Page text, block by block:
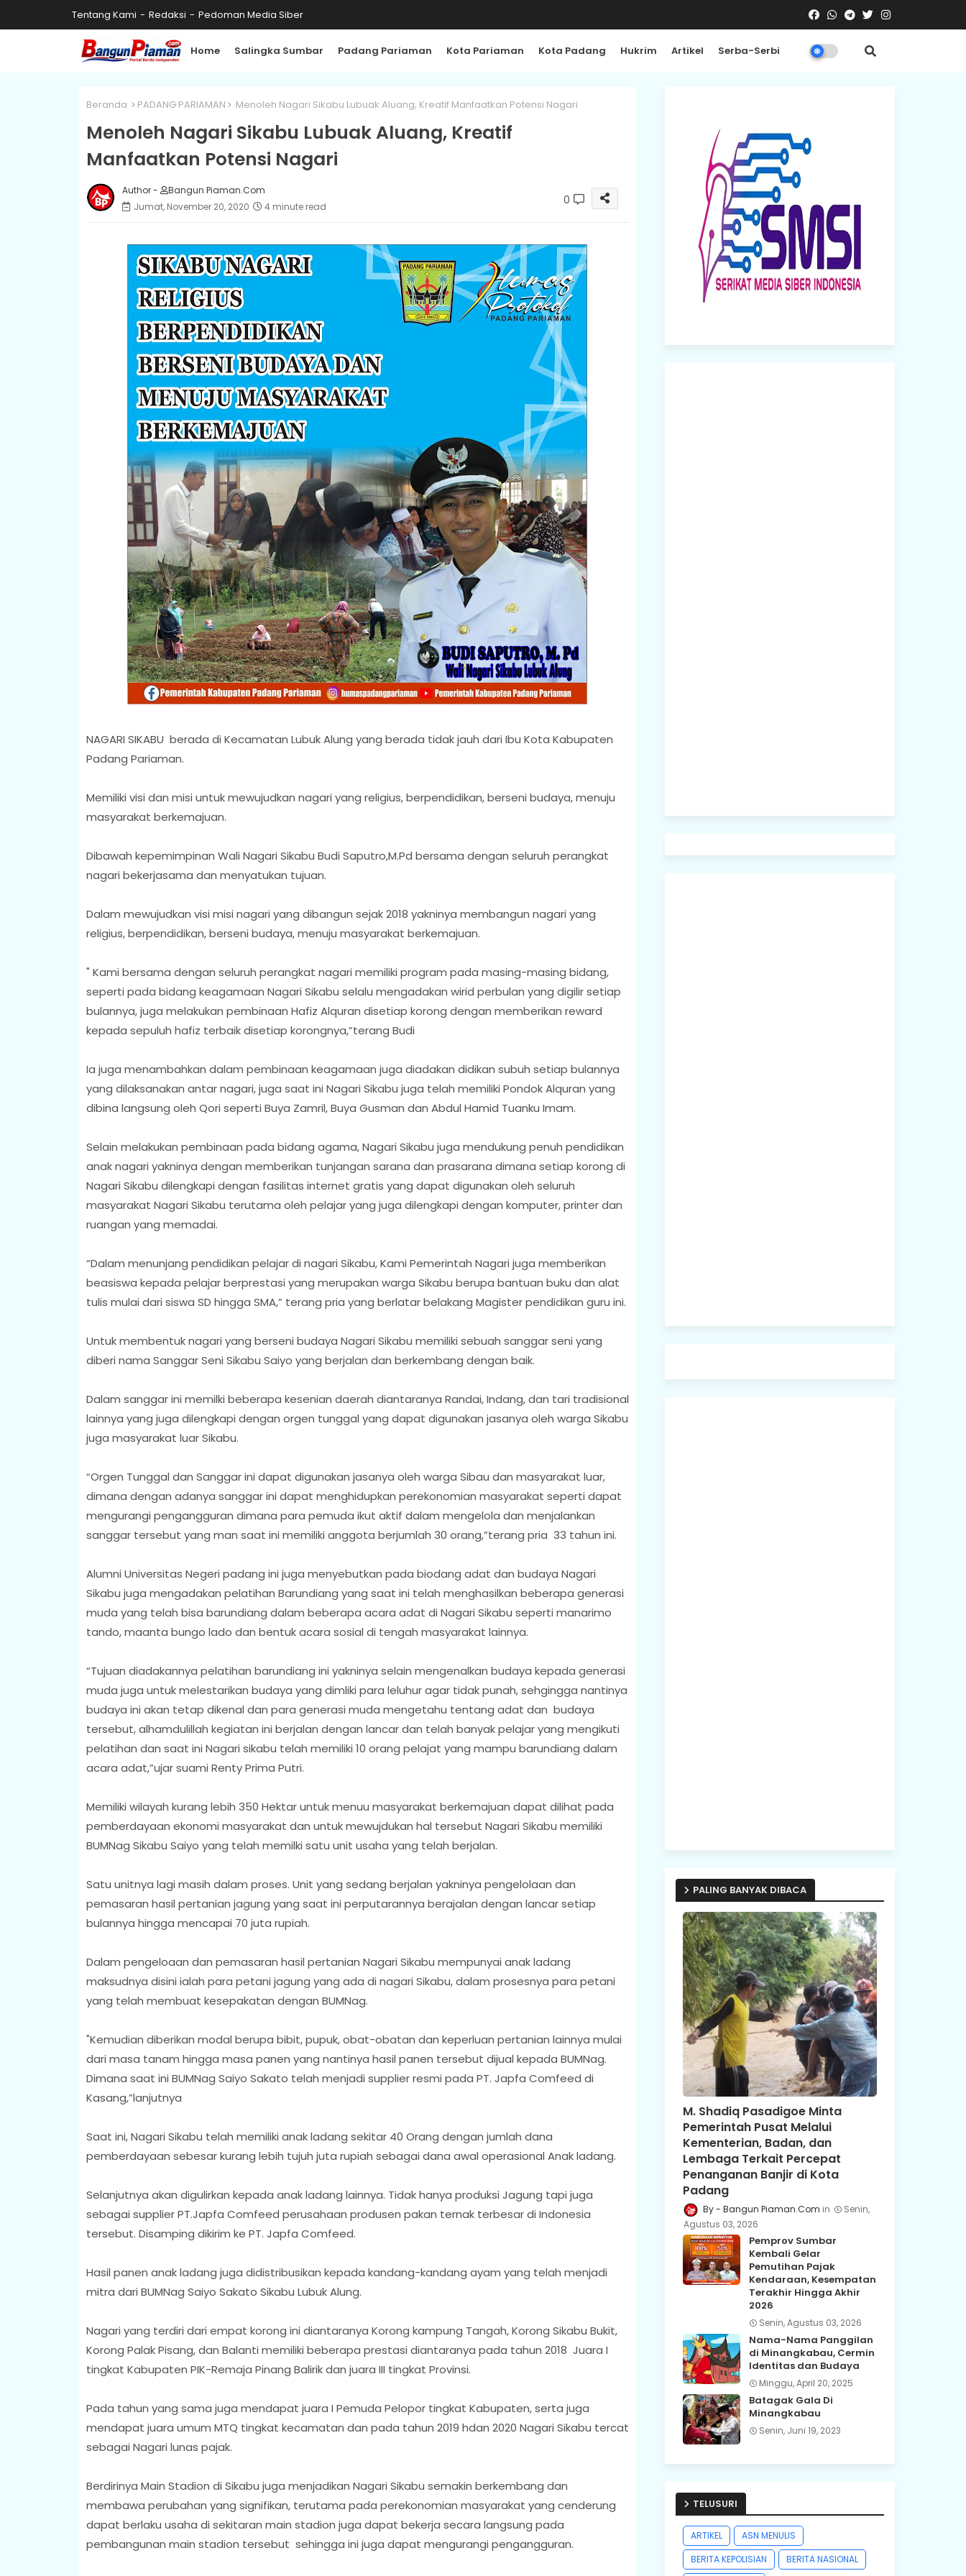
Tentang Kami Redaksi Pedoman Media Siber
Home Salingka Sumbar Padang Pariaman Kota Pariaman Kota Padang Hukrim Artikel Serba-Serbi
Beranda PADANG PARIAMAN Menoleh Nagari Sikabu Lubuak Aluang, Kreatif Manfaatkan Potensi Nagari
Menoleh Nagari Sikabu Lubuak Aluang, Kreatif
Manfaatkan Potensi Nagari
Author -
Bangun Piaman.Com
Jumat, November 20, 2020
4 minute read 0
NAGARI SIKABU berada di Kecamatan Lubuk Alung yang berada tidak jauh dari Ibu Kota Kabupaten
Padang Pariaman.
Memiliki visi dan misi untuk mewujudkan nagari yang religius, berpendidikan, berseni budaya, menuju
masyarakat berkemajuan.
Dibawah kepemimpinan Wali Nagari Sikabu Budi Saputro,M.Pd bersama dengan seluruh perangkat
nagari bekerjasama dan menyatukan tujuan.
Dalam mewujudkan visi misi nagari yang dibangun sejak 2018 yakninya membangun nagari yang
religius, berpendidikan, berseni budaya, menuju masyarakat berkemajuan.
" Kami bersama dengan seluruh perangkat nagari memiliki program pada masing-masing bidang,
seperti pada bidang keagamaan Nagari Sikabu selalu mengadakan wirid perbulan yang digilir setiap
bulannya, juga melakukan pembinaan Hafiz Alquran disetiap korong dengan memberikan reward
kepada sepuluh hafiz terbaik disetiap korongnya,”terang Budi
Ia juga menambahkan dalam pembinaan keagamaan juga diadakan didikan subuh setiap bulannya
yang dilaksanakan antar nagari, juga saat ini Nagari Sikabu juga telah memiliki Pondok Alquran yang
dibina langsung oleh Qori seperti Buya Zamril, Buya Gusman dan Abdul Hamid Tuanku Imam.
Selain melakukan pembinaan pada bidang agama, Nagari Sikabu juga mendukung penuh pendidikan
anak nagari yakninya dengan memberikan tunjangan sarana dan prasarana dimana setiap korong di
Nagari Sikabu dilengkapi dengan fasilitas internet gratis yang dapat digunakan oleh seluruh
masyarakat Nagari Sikabu terutama oleh pelajar yang juga dilengkapi dengan komputer, printer dan
ruangan yang memadai.
“Dalam menunjang pendidikan pelajar di nagari Sikabu, Kami Pemerintah Nagari juga memberikan
beasiswa kepada pelajar berprestasi yang merupakan warga Sikabu berupa bantuan buku dan alat
tulis mulai dari siswa SD hingga SMA,” terang pria yang berlatar belakang Magister pendidikan guru ini.
Untuk membentuk nagari yang berseni budaya Nagari Sikabu memiliki sebuah sanggar seni yang
diberi nama Sanggar Seni Sikabu Saiyo yang berjalan dan berkembang dengan baik.
Dalam sanggar ini memilki beberapa kesenian daerah diantaranya Randai, Indang, dan tari tradisional
lainnya yang juga dilengkapi dengan orgen tunggal yang dapat digunakan jasanya oleh warga Sikabu
juga masyarakat luar Sikabu.
“Orgen Tunggal dan Sanggar ini dapat digunakan jasanya oleh warga Sibau dan masyarakat luar,
dimana dengan adanya sanggar ini dapat menghidupkan perekonomian masyarakat seperti dapat
mengurangi pengangguran dimana para pemuda ikut aktif dalam mengelola dan menjalankan
sanggar tersebut yang man saat ini memiliki anggota berjumlah 30 orang,”terang pria 33 tahun ini.
Alumni Universitas Negeri padang ini juga menyebutkan pada biodang adat dan budaya Nagari
Sikabu juga mengadakan pelatihan Barundiang yang saat ini telah menghasilkan beberapa generasi
muda yang telah bisa barundiang dalam beberapa acara adat di Nagari Sikabu seperti manarimo
tando, maanta bungo lado dan bentuk acara sosial di tengah masyarakat lainnya.
“Tujuan diadakannya pelatihan barundiang ini yakninya selain mengenalkan budaya kepada generasi
muda juga untuk melestarikan budaya yang dimliki para leluhur agar tidak punah, sehgingga nantinya
budaya ini akan tetap dikenal dan para generasi muda mengetahu tentang adat dan budaya
tersebut, alhamdulillah kegiatan ini berjalan dengan lancar dan telah banyak pelajar yang mengikuti
pelatihan dan saat ini Nagari sikabu telah memiliki 10 orang pelajat yang mampu barundiang dalam
acara adat,”ujar suami Renty Prima Putri.
Memiliki wilayah kurang lebih 350 Hektar untuk menuu masyarakat berkemajuan dapat dilihat pada
pemberdayaan ekonomi masyarakat dan untuk mewujdukan hal tersebut Nagari Sikabu memiliki
BUMNag Sikabu Saiyo yang telah memilki satu unit usaha yang telah berjalan.
Satu unitnya lagi masih dalam proses. Unit yang sedang berjalan yakninya pengelolaan dan
pemasaran hasil pertanian jagung yang saat ini perputarannya berajalan dengan lancar setiap
bulannya hingga mencapai 70 juta rupiah.
Dalam pengeloaan dan pemasaran hasil pertanian Nagari Sikabu mempunyai anak ladang
maksudnya disini ialah para petani jagung yang ada di nagari Sikabu, dalam prosesnya para petani
yang telah membuat kesepakatan dengan BUMNag.
"Kemudian diberikan modal berupa bibit, pupuk, obat-obatan dan keperluan pertanian lainnya mulai
dari masa tanam hingga masa panen yang nantinya hasil panen tersebut dijual kepada BUMNag.
Dimana saat ini BUMNag Saiyo Sakato telah menjadi supplier resmi pada PT. Japfa Comfeed di
Kasang,”lanjutnya
Saat ini, Nagari Sikabu telah memiliki anak ladang sekitar 40 Orang dengan jumlah dana
pemberdayaan sebesar kurang lebih tujuh juta rupiah sebagai dana awal operasional Anak ladang.
Selanjutnya akan digulirkan kepada anak ladang lainnya. Tidak hanya produksi Jagung tapi juga
sebagai supplier PT.Japfa Comfeed perusahaan produsen pakan ternak terbesar di Indonesia
tersebut. Disamping dikirim ke PT. Japfa Comfeed.
Hasil panen anak ladang juga didistribusikan kepada kandang-kandang ayam yang telah menjadi
mitra dari BUMNag Saiyo Sakato Sikabu Lubuk Alung.
Nagari yang terdiri dari empat korong ini diantaranya Korong kampung Tangah, Korong Sikabu Bukit,
Korong Palak Pisang, dan Balanti memiliki beberapa prestasi diantaranya pada tahun 2018 Juara I
tingkat Kabupaten PIK-Remaja Pinang Balirik dan juara III tingkat Provinsi.
Pada tahun yang sama juga mendapat juara I Pemuda Pelopor tingkat Kabupaten, serta juga
mendapat juara umum MTQ tingkat kecamatan dan pada tahun 2019 hdan 2020 Nagari Sikabu tercat
sebagai Nagari lunas pajak.
Berdirinya Main Stadion di Sikabu juga menjadikan Nagari Sikabu semakin berkembang dan
membawa perubahan yang signifikan, terutama pada perekonomian masyarakat yang cenderung
dapat berlaku usaha di sekitaran main stadion juga dapat bekerja secara langsung pada
pembangunan main stadion tersebut sehingga ini juga dapat mengurangi pengangguran.
PALING BANYAK DIBACA
M. Shadiq Pasadigoe Minta
Pemerintah Pusat Melalui
Kementerian, Badan, dan
Lembaga Terkait Percepat
Penanganan Banjir di Kota
Padang
Bangun Piaman.Com
Senin,
Agustus 03, 2026
Pemprov Sumbar
Kembali Gelar
Pemutihan Pajak
Kendaraan, Kesempatan
Terakhir Hingga Akhir
2026
Senin, Agustus 03, 2026
Nama-Nama Panggilan
di Minangkabau, Cermin
Identitas dan Budaya
Minggu, April 20, 2025
Batagak Gala Di
Minangkabau
Senin, Juni 19, 2023
TELUSURI
ARTIKEL
ASN MENULIS
BERITA KEPOLISIAN
BERITA NASIONAL